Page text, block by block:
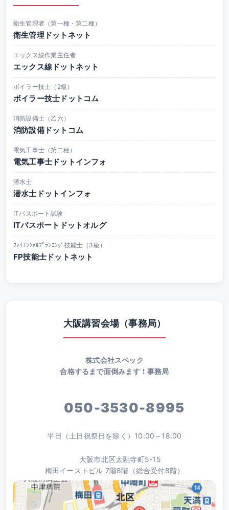
衛生管理者（第一種・第二種）
衛生管理ドットネット
エックス線作業主任者
エックス線ドットネット
ボイラー技士（2級）
ボイラー技士ドットコム
消防設備士（乙六）
消防設備ドットコム
電気工事士（第二種）
電気工事士ドットインフォ
潜水士
潜水士ドットインフォ
ITパスポート試験
ITパスポートドットオルグ
ﾌｧｲﾅﾝｼｬﾙﾌﾟﾗﾝﾆﾝｸﾞ技能士（3級）
FP技能士ドットネット
大阪講習会場（事務局）
株式会社スペック
合格するまで面倒みます！事務局
050-3530-8995
平日（土日祝祭日を除く）10:00～18:00
大阪市北区太融寺町5-15
梅田イーストビル 7階8階（総合受付8階）